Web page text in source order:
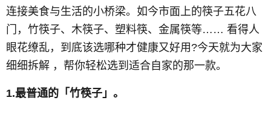
连接美食与生活的小桥梁。如今市面上的筷子五花八
门，竹筷子、木筷子、塑料筷、金属筷等…… 看得人
眼花缭乱，到底该选哪种才健康又好用?今天就为大家
细细拆解 ，帮你轻松选到适合自家的那一款。
1.最普通的「竹筷子」。